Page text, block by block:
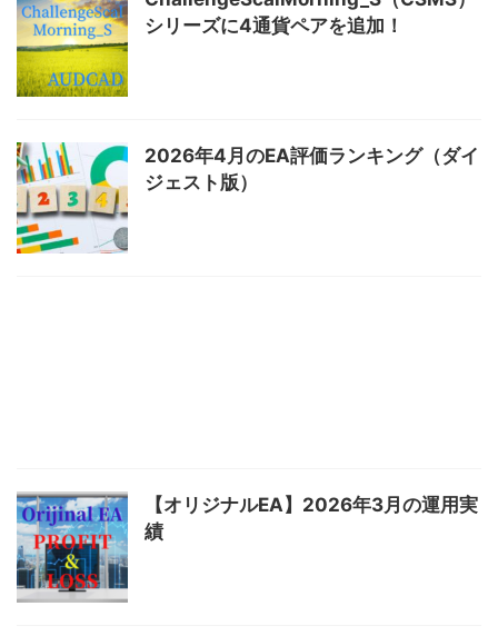
シリーズに4通貨ペアを追加！
2026年4月のEA評価ランキング（ダイ
ジェスト版）
【オリジナルEA】2026年3月の運用実
績